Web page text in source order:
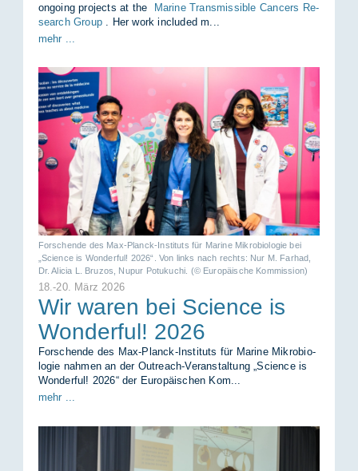
on­go­ing pro­jects at the
Ma­ri­ne Trans­mis­si­ble Can­cers Re­
se­arch Group . Her work in­clu­ded m...
mehr ...
For­schen­de des Max-Planck-In­sti­tuts für Ma­ri­ne Mi­kro­bio­lo­gie bei
„Sci­ence is Won­der­ful! 2026“. Von links nach rechts: Nur M. Far­had,
Dr. Ali­cia L. Bru­zos, Nupur Pot­u­ku­chi. (© Eu­ro­päi­sche Kom­mis­si­on)
18.-20. März 2026
Wir wa­ren bei Sci­ence is
Won­der­ful! 2026
For­schen­de des Max-Planck-In­sti­tuts für Ma­ri­ne Mi­kro­bio­
lo­gie nah­men an der Ou­t­reach-Ver­an­stal­tung „Sci­ence is
Won­der­ful! 2026“ der Eu­ro­päi­schen Kom...
mehr ...